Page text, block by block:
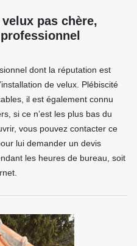
pas chère,
dont la réputation est
de velux. Plébiscité
il est également connu
si ce n’est les plus bas du
vous pouvez contacter ce
lui demander un devis
les heures de bureau, soit